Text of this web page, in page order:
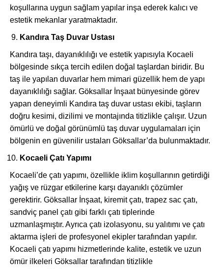
koşullarına uygun sağlam yapılar inşa ederek kalıcı ve
estetik mekanlar yaratmaktadır.
Kandıra Taş Duvar Ustası
Kandıra taşı, dayanıklılığı ve estetik yapısıyla Kocaeli
bölgesinde sıkça tercih edilen doğal taşlardan biridir. Bu
taş ile yapılan duvarlar hem mimari güzellik hem de yapı
dayanıklılığı sağlar. Göksallar İnşaat bünyesinde görev
yapan deneyimli Kandıra taş duvar ustası ekibi, taşların
doğru kesimi, dizilimi ve montajında titizlikle çalışır. Uzun
ömürlü ve doğal görünümlü taş duvar uygulamaları için
bölgenin en güvenilir ustaları Göksallar’da bulunmaktadır.
Kocaeli Çatı Yapımı
Kocaeli’de çatı yapımı, özellikle iklim koşullarının getirdiği
yağış ve rüzgar etkilerine karşı dayanıklı çözümler
gerektirir. Göksallar İnşaat, kiremit çatı, trapez sac çatı,
sandviç panel çatı gibi farklı çatı tiplerinde
uzmanlaşmıştır. Ayrıca çatı izolasyonu, su yalıtımı ve çatı
aktarma işleri de profesyonel ekipler tarafından yapılır.
Kocaeli çatı yapımı hizmetlerinde kalite, estetik ve uzun
ömür ilkeleri Göksallar tarafından titizlikle